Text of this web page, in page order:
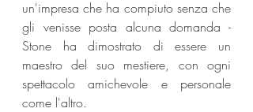
un'impresa che ha compiuto senza che
gli venisse posta alcuna domanda -
Stone ha dimostrato di essere un
maestro del suo mestiere, con ogni
spettacolo amichevole e personale
come l'altro.